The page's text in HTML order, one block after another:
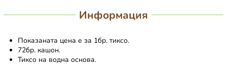
Информация
Показаната цена е за 1бр. тиксо.
72бр. кашон.
Тиксо на водна основа.